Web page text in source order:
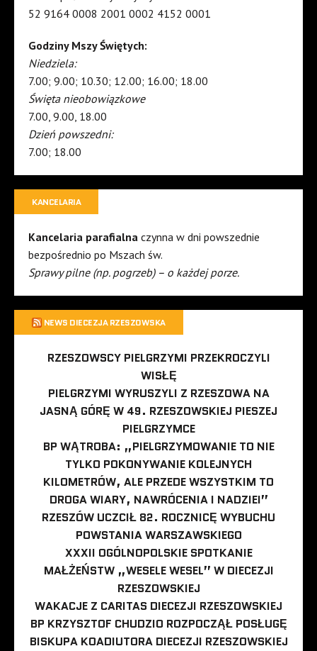
52 9164 0008 2001 0002 4152 0001
Godziny Mszy Świętych:
Niedziela:
7.00; 9.00; 10.30; 12.00; 16.00; 18.00
Święta nieobowiązkowe
7.00, 9.00, 18.00
Dzień powszedni:
7.00; 18.00
KANCELARIA
Kancelaria parafialna czynna w dni powszednie
bezpośrednio po Mszach św.
Sprawy pilne (np. pogrzeb) – o każdej porze.
NEWS DIECEZJA RZESZOWSKA
RZESZOWSCY PIELGRZYMI PRZEKROCZYLI
WISŁĘ
PIELGRZYMI WYRUSZYLI Z RZESZOWA NA
JASNĄ GÓRĘ W 49. RZESZOWSKIEJ PIESZEJ
PIELGRZYMCE
BP WĄTROBA: „PIELGRZYMOWANIE TO NIE
TYLKO POKONYWANIE KOLEJNYCH
KILOMETRÓW, ALE PRZEDE WSZYSTKIM TO
DROGA WIARY, NAWRÓCENIA I NADZIEI”
RZESZÓW UCZCIŁ 82. ROCZNICĘ WYBUCHU
POWSTANIA WARSZAWSKIEGO
XXXII OGÓLNOPOLSKIE SPOTKANIE
MAŁŻEŃSTW „WESELE WESEL” W DIECEZJI
RZESZOWSKIEJ
WAKACJE Z CARITAS DIECEZJI RZESZOWSKIEJ
BP KRZYSZTOF CHUDZIO ROZPOCZĄŁ POSŁUGĘ
BISKUPA KOADIUTORA DIECEZJI RZESZOWSKIEJ